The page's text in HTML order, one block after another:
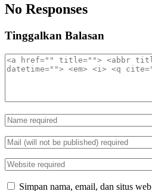
No Responses
Tinggalkan Balasan
Simpan nama, email, dan situs